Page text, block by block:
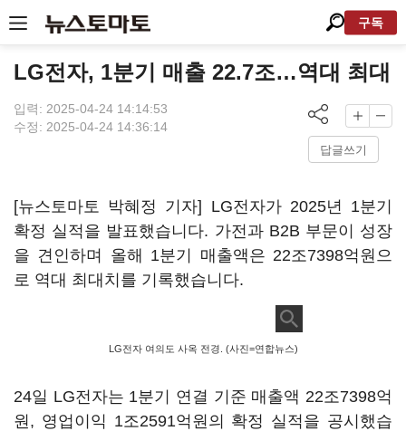
구독
LG전자, 1분기 매출 22.7조…역대 최대
입력: 2025-04-24 14:14:53
수정: 2025-04-24 14:36:14
답글쓰기
[뉴스토마토 박혜정 기자] LG전자가 2025년 1분기
확정 실적을 발표했습니다. 가전과 B2B 부문이 성장
을 견인하며 올해 1분기 매출액은 22조7398억원으
로 역대 최대치를 기록했습니다.
LG전자 여의도 사옥 전경. (사진=연합뉴스)
24일 LG전자는 1분기 연결 기준 매출액 22조7398억
원, 영업이익 1조2591억원의 확정 실적을 공시했습